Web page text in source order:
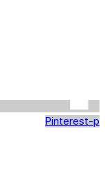
Pinterest-p